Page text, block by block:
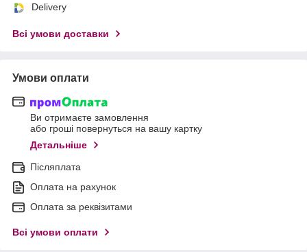
Delivery
Всі умови доставки
Умови оплати
Ви отримаєте замовлення
або гроші повернуться на вашу картку
Детальніше
Післяплата
Оплата на рахунок
Оплата за реквізитами
Всі умови оплати